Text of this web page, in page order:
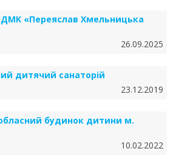
«Переяслав Хмельницька
26.09.2025
дитячий санаторій
23.12.2019
будинок дитини м.
10.02.2022